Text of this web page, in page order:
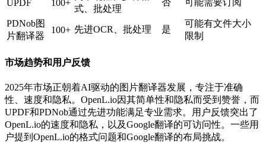
UPDF 100+
式、批处理
PDNob图
片翻译器
100+ 先进OCR、批处理 是
可能有文件大小
限制
市场趋势和用户反馈
2025年市场正朝着AI驱动的图片翻译器发展，专注于准确
性、速度和隐私。OpenL.io因其简单性和隐私而受到赞誉，而
UPDF和PDNob通过先进功能满足专业需求。用户反馈突出了
OpenL.io的速度和隐私，以及Google翻译的可访问性。一些用
户提到OpenL.io的格式问题和Google翻译的布局挑战。